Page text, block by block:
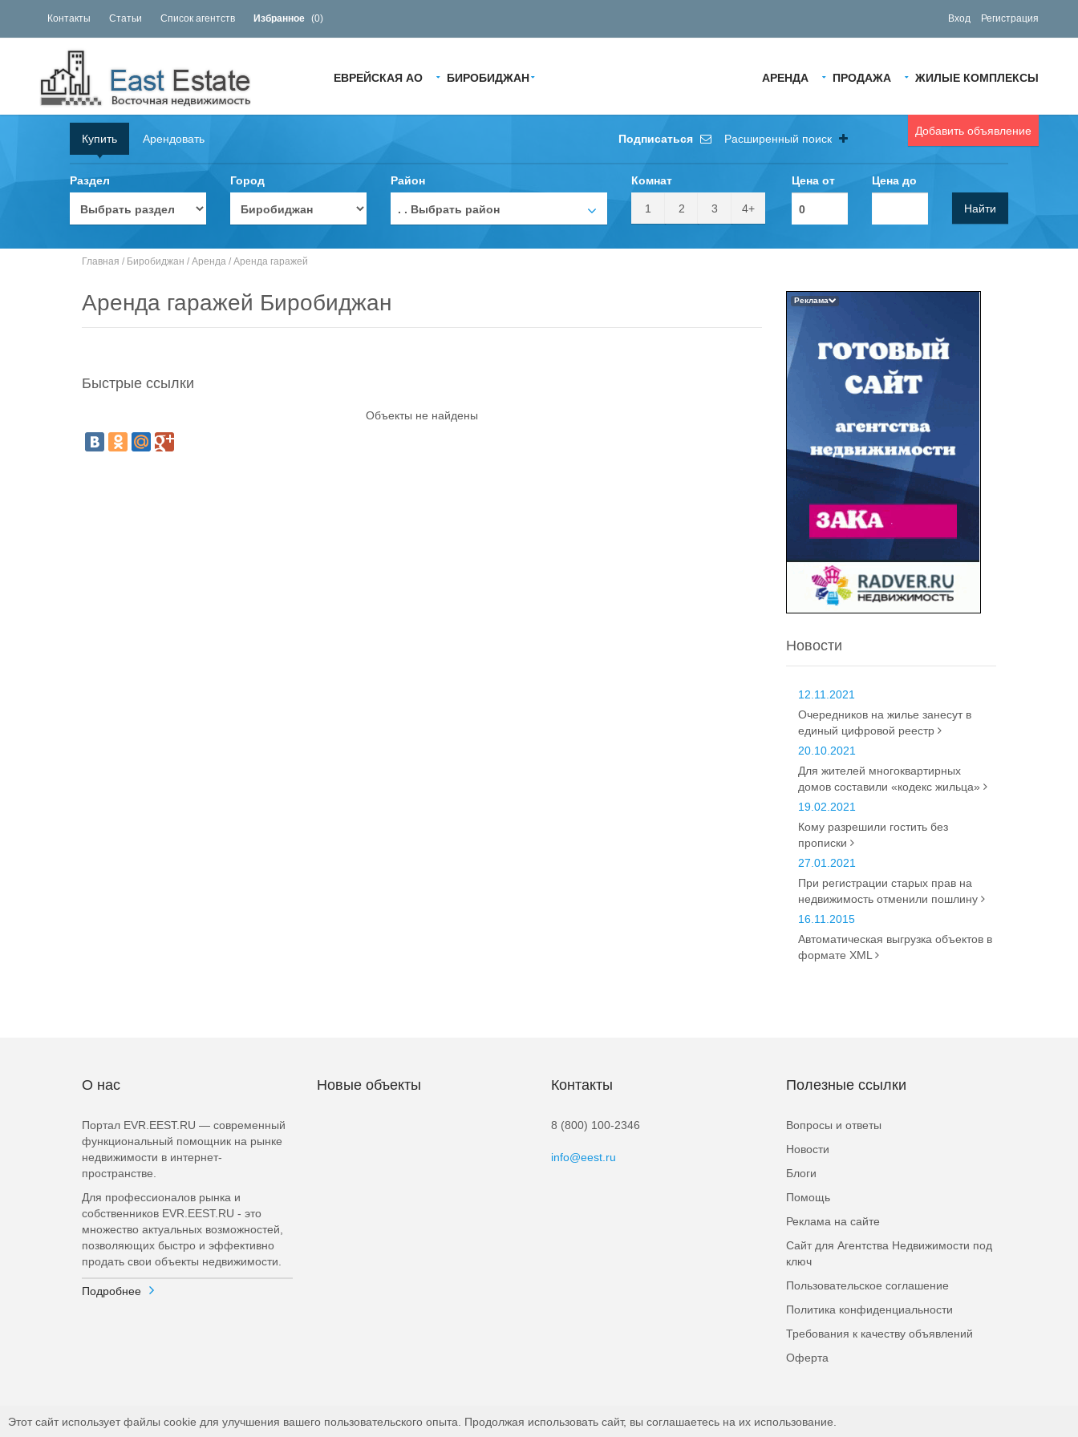
Контакты Статьи Список агентств Избранное (0) Вход Регистрация
АРЕНДА ПРОДАЖА ЖИЛЫЕ КОМПЛЕКСЫ
ЕВРЕЙСКАЯ АО БИРОБИДЖАН
Добавить объявление
Купить Арендовать Подписаться Расширенный поиск
Раздел Город Район
. . Выбрать район
Комнат
1 2 3 4+
Цена от Цена до
Найти
Главная / Биробиджан / Аренда / Аренда гаражей
Аренда гаражей Биробиджан
Быстрые ссылки
Объекты не найдены
Реклама
Новости
12.11.2021
Очередников на жилье занесут в
единый цифровой реестр
20.10.2021
Для жителей многоквартирных
домов составили «кодекс жильца»
19.02.2021
Кому разрешили гостить без
прописки
27.01.2021
При регистрации старых прав на
недвижимость отменили пошлину
16.11.2015
Автоматическая выгрузка объектов в
формате XML
О нас
Портал EVR.EEST.RU — современный
функциональный помощник на рынке
недвижимости в интернет-
пространстве.
Для профессионалов рынка и
собственников EVR.EEST.RU - это
множество актуальных возможностей,
позволяющих быстро и эффективно
продать свои объекты недвижимости.
Подробнее
Новые объекты Контакты
8 (800) 100-2346
info@eest.ru
Полезные ссылки
Вопросы и ответы
Новости
Блоги
Помощь
Реклама на сайте
Сайт для Агентства Недвижимости под
ключ
Пользовательское соглашение
Политика конфиденциальности
Требования к качеству объявлений
Оферта
Этот сайт использует файлы cookie для улучшения вашего пользовательского опыта. Продолжая использовать сайт, вы соглашаетесь на их использование.